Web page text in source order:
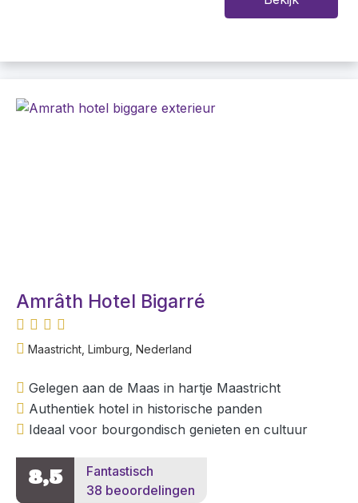
Amrâth Hotel Bigarré
Maastricht, Limburg, Nederland
Gelegen aan de Maas in hartje Maastricht
Authentiek hotel in historische panden
Ideaal voor bourgondisch genieten en cultuur
8,5
Fantastisch
38 beoordelingen